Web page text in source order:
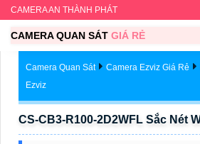
CAMERA AN THÀNH PHÁT
CAMERA QUAN SÁT GIÁ RẺ
Camera Quan Sát Camera Ezviz Giá Rẻ
Ezviz
CS-CB3-R100-2D2WFL Sắc Nét